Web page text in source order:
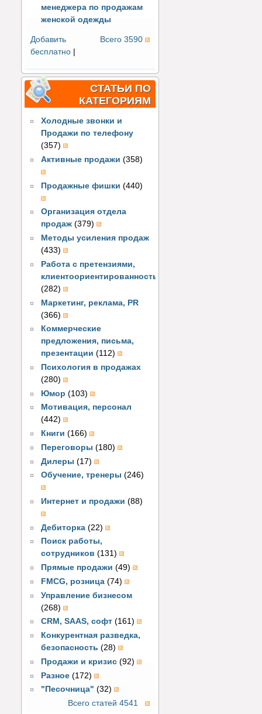
менеджера по продажам
женской одежды
Всего 3590
Добавить
бесплатно |
СТАТЬИ ПО
КАТЕГОРИЯМ
Холодные звонки и
Продажи по телефону
(357)
Активные продажи (358)
Продажные фишки (440)
Организация отдела
продаж (379)
Методы усиления продаж
(433)
Работа с претензиями,
клиентоориентированность
(282)
Маркетинг, реклама, PR
(366)
Коммерческие
предложения, письма,
презентации (112)
Психология в продажах
(280)
Юмор (103)
Мотивация, персонал
(442)
Книги (166)
Переговоры (180)
Дилеры (17)
Обучение, тренеры (246)
Интернет и продажи (88)
Дебиторка (22)
Поиск работы,
сотрудников (131)
Прямые продажи (49)
FMCG, розница (74)
Управление бизнесом
(268)
CRM, SAAS, софт (161)
Конкурентная разведка,
безопасность (28)
Продажи и кризис (92)
Разное (172)
"Песочница" (32)
Всего статей 4541